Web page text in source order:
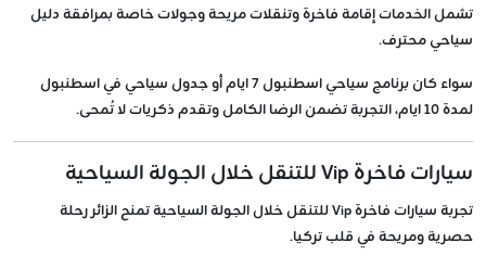
تشمل الخدمات إقامة فاخرة وتنقلات مريحة وجولات خاصة بمرافقة دليل
سياحي محترف.
سواء كان برنامج سياحي اسطنبول 7 ايام أو جدول سياحي في اسطنبول
لمدة 10 ايام، التجربة تضمن الرضا الكامل وتقدم ذكريات لا تُمحى.
سيارات فاخرة Vip للتنقل خلال الجولة السياحية
تجربة سيارات فاخرة Vip للتنقل خلال الجولة السياحية تمنح الزائر رحلة
حصرية ومريحة في قلب تركيا.